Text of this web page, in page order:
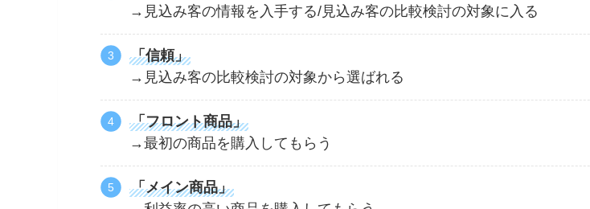
→見込み客の情報を入手する/見込み客の比較検討の対象に入る
「信頼」
→見込み客の比較検討の対象から選ばれる
「フロント商品」
→最初の商品を購入してもらう
「メイン商品」